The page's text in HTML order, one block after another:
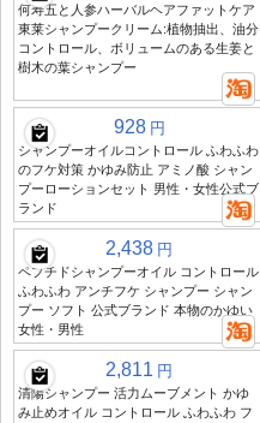
何寿五と人参ハーバルヘアファットケア
東莱シャンプークリーム:植物抽出、油分
コントロール、ボリュームのある生姜と
樹木の葉シャンプー
928 円
シャンプーオイルコントロール ふわふわ
のフケ対策 かゆみ防止 アミノ酸 シャン
プーローションセット 男性・女性公式ブ
ランド
2,438 円
ペプチドシャンプーオイル コントロール
ふわふわ アンチフケ シャンプー シャン
プー ソフト 公式ブランド 本物のかゆい
女性・男性
2,811 円
清陽シャンプー 活力ムーブメント かゆ
み止めオイル コントロール ふわふわ フ